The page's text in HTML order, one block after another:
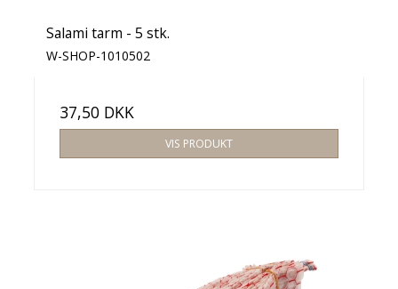
Salami tarm - 5 stk.
W-SHOP-1010502
37,50 DKK
VIS PRODUKT